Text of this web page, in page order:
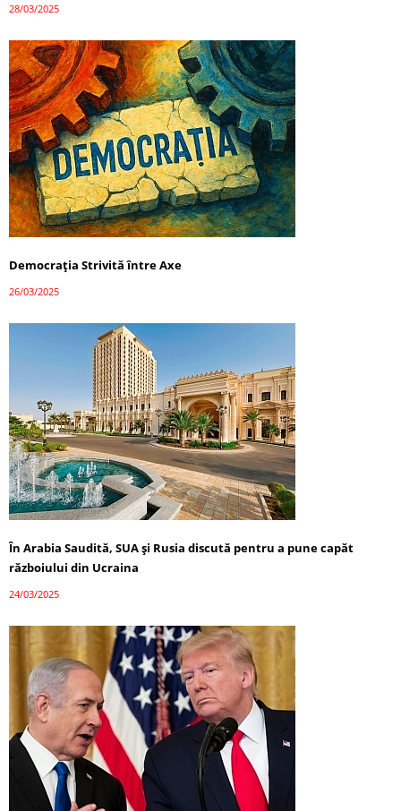
28/03/2025
Democrația Strivită între Axe
26/03/2025
În Arabia Saudită, SUA și Rusia discută pentru a pune capăt
războiului din Ucraina
24/03/2025